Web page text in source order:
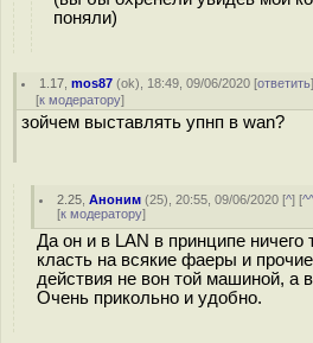
поняли)
1.17 ,mos87 (ok), 18:49, 09/06/2020 [ответить
[к модератору]
зойчем выставлять упнп в wan?
2.25 ,Аноним (25), 20:55, 09/06/2020 [^] [
[к модератору]
Да он и в LAN в принципе ничего
класть на всякие фаеры и
действия не вон той машиной, а
Очень прикольно и удобно.